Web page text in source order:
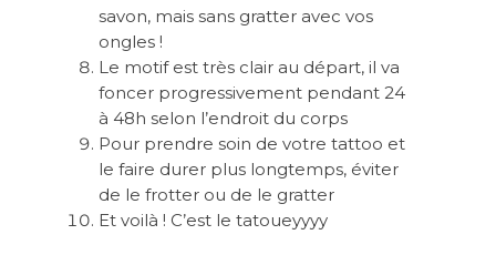
savon, mais sans gratter avec vos
ongles !
Le motif est très clair au départ, il va
foncer progressivement pendant 24
à 48h selon l’endroit du corps
Pour prendre soin de votre tattoo et
le faire durer plus longtemps, éviter
de le frotter ou de le gratter
Et voilà ! C’est le tatoueyyyy